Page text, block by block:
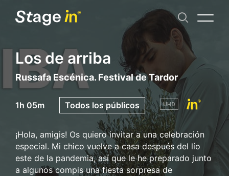
Los de arriba
Russafa Escénica. Festival de Tardor
1h 05m Todos los públicos
¡Hola, amigis! Os quiero invitar a una celebración
especial. Mi chico vuelve a casa después del lío
este de la pandemia, así que le he preparado junto
a algunos compis una fiesta sorpresa de